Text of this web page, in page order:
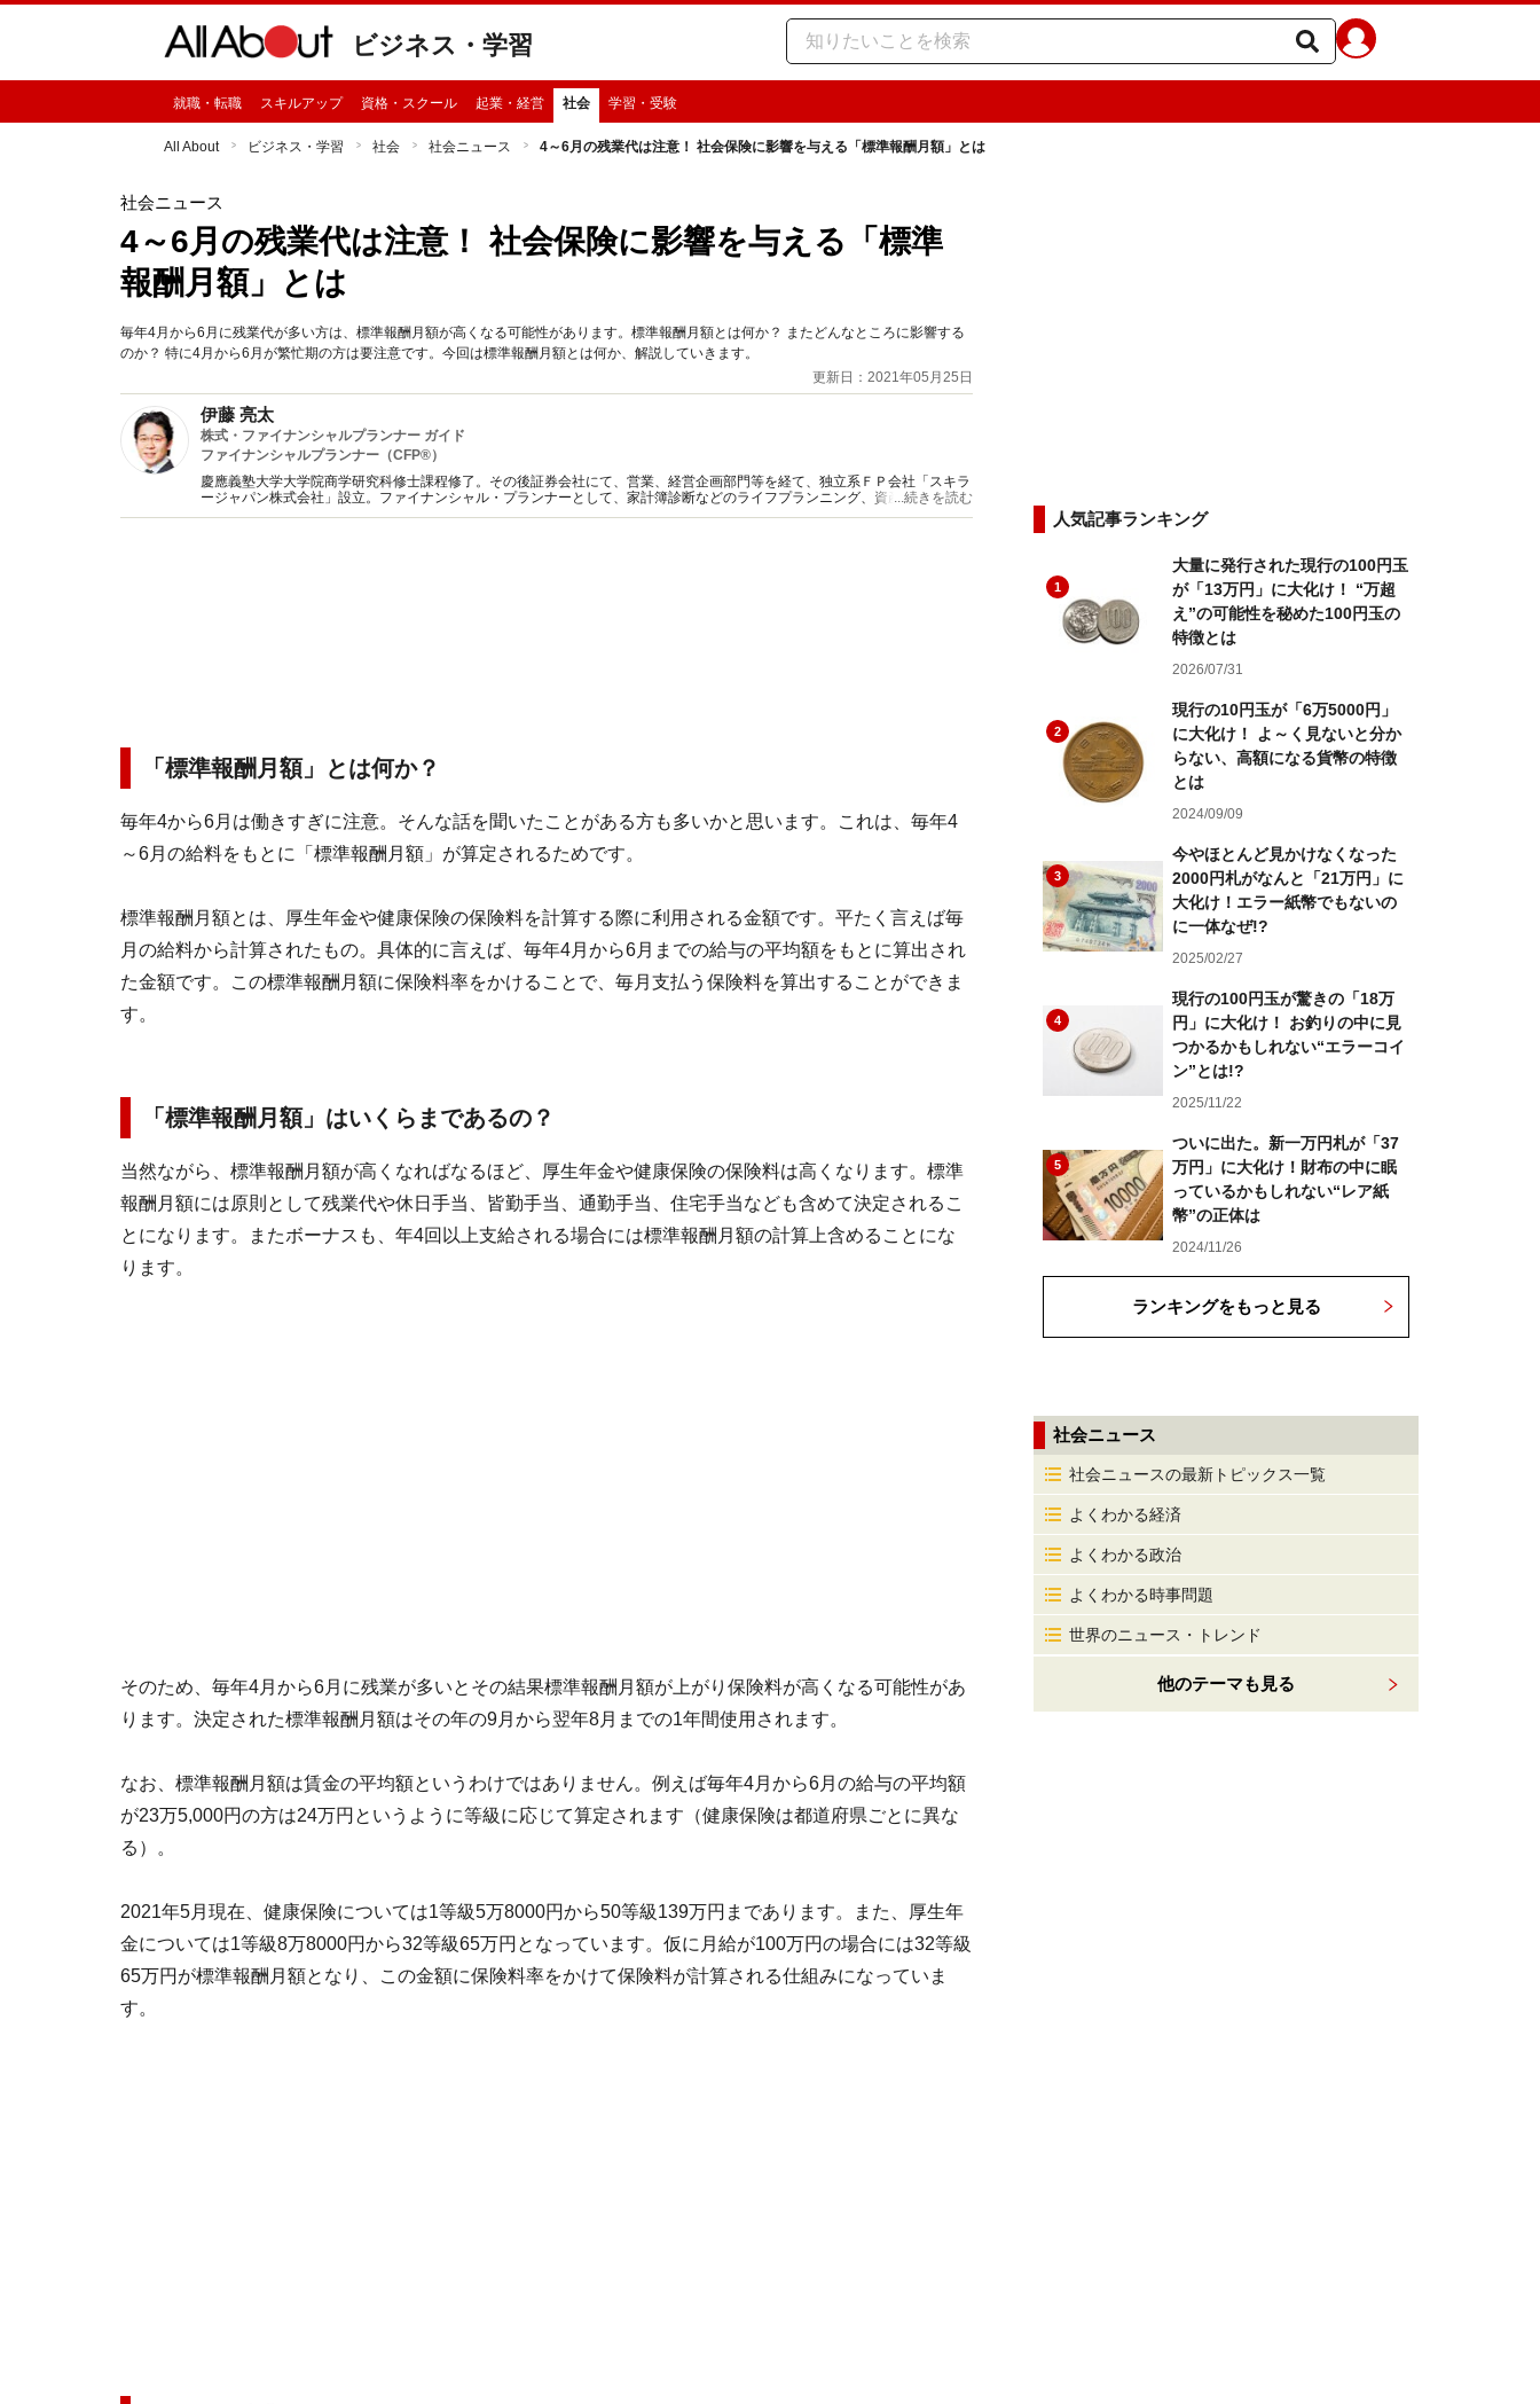
ビジネス・学習
就職・転職 スキルアップ 資格・スクール 起業・経営 社会 学習・受験
All About ビジネス・学習 社会 社会ニュース 4～6月の残業代は注意！ 社会保険に影響を与える「標準報酬月額」とは
社会ニュース
4～6月の残業代は注意！ 社会保険に影響を与える「標準
報酬月額」とは
毎年4月から6月に残業代が多い方は、標準報酬月額が高くなる可能性があります。標準報酬月額とは何か？ またどんなところに影響する
のか？ 特に4月から6月が繁忙期の方は要注意です。今回は標準報酬月額とは何か、解説していきます。
更新日：2021年05月25日
伊藤 亮太
株式・ファイナンシャルプランナー ガイド
ファイナンシャルプランナー（CFP®）
慶應義塾大学大学院商学研究科修士課程修了。その後証券会社にて、営業、経営企画部門等を経て、独立系ＦＰ会社「スキラ
ージャパン株式会社」設立。ファイナンシャル・プランナーとして、家計簿診断などのライフプランニング、資産運用、保険
の見直しなどの相談を行う。執筆・講演も金融機関をはじめ多岐に渡る。
...続きを読む
「標準報酬月額」とは何か？
毎年4から6月は働きすぎに注意。そんな話を聞いたことがある方も多いかと思います。これは、毎年4
～6月の給料をもとに「標準報酬月額」が算定されるためです。
標準報酬月額とは、厚生年金や健康保険の保険料を計算する際に利用される金額です。平たく言えば毎
月の給料から計算されたもの。具体的に言えば、毎年4月から6月までの給与の平均額をもとに算出され
た金額です。この標準報酬月額に保険料率をかけることで、毎月支払う保険料を算出することができま
す。
「標準報酬月額」はいくらまであるの？
当然ながら、標準報酬月額が高くなればなるほど、厚生年金や健康保険の保険料は高くなります。標準
報酬月額には原則として残業代や休日手当、皆勤手当、通勤手当、住宅手当なども含めて決定されるこ
とになります。またボーナスも、年4回以上支給される場合には標準報酬月額の計算上含めることにな
ります。
そのため、毎年4月から6月に残業が多いとその結果標準報酬月額が上がり保険料が高くなる可能性があ
ります。決定された標準報酬月額はその年の9月から翌年8月までの1年間使用されます。
なお、標準報酬月額は賃金の平均額というわけではありません。例えば毎年4月から6月の給与の平均額
が23万5,000円の方は24万円というように等級に応じて算定されます（健康保険は都道府県ごとに異な
る）。
2021年5月現在、健康保険については1等級5万8000円から50等級139万円まであります。また、厚生年
金については1等級8万8000円から32等級65万円となっています。仮に月給が100万円の場合には32等級
65万円が標準報酬月額となり、この金額に保険料率をかけて保険料が計算される仕組みになっていま
す。
人気記事ランキング
1
大量に発行された現行の100円玉
が「13万円」に大化け！ “万超
え”の可能性を秘めた100円玉の
特徴とは
2026/07/31
2
現行の10円玉が「6万5000円」
に大化け！ よ～く見ないと分か
らない、高額になる貨幣の特徴
とは
2024/09/09
3
今やほとんど見かけなくなった
2000円札がなんと「21万円」に
大化け！エラー紙幣でもないの
に一体なぜ!?
2025/02/27
4
現行の100円玉が驚きの「18万
円」に大化け！ お釣りの中に見
つかるかもしれない“エラーコイ
ン”とは!?
2025/11/22
5
ついに出た。新一万円札が「37
万円」に大化け！財布の中に眠
っているかもしれない“レア紙
幣”の正体は
2024/11/26
ランキングをもっと見る
社会ニュース
社会ニュースの最新トピックス一覧
よくわかる経済
よくわかる政治
よくわかる時事問題
世界のニュース・トレンド
他のテーマも見る